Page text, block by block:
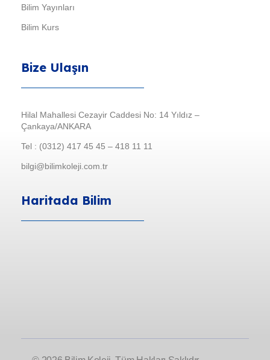
Bilim Yayınları
Bilim Kurs
Bize Ulaşın
Hilal Mahallesi Cezayir Caddesi No: 14 Yıldız –
Çankaya/ANKARA
Tel : (0312) 417 45 45 – 418 11 11
bilgi@bilimkoleji.com.tr
Haritada Bilim